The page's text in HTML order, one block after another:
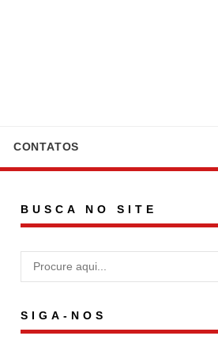
CONTATOS
BUSCA NO SITE
SIGA-NOS